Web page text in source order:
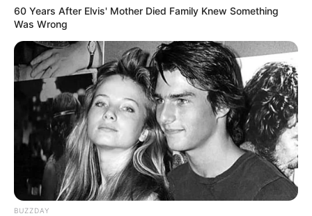
60 Years After Elvis' Mother Died Family Knew Something
Was Wrong
BUZZDAY